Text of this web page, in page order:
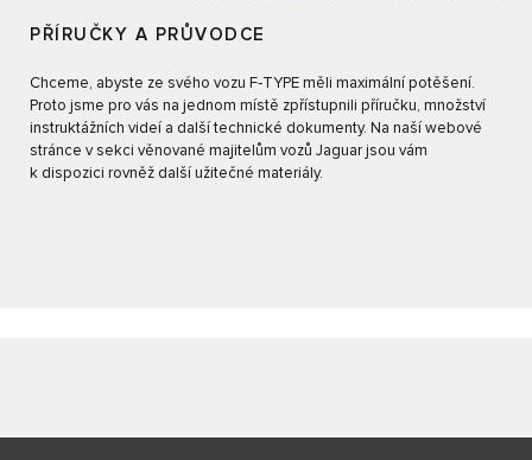
PŘÍRUČKY A PRŮVODCE
Chceme, abyste ze svého vozu F‑TYPE měli maximální potěšení.
Proto jsme pro vás na jednom místě zpřístupnili příručku, množství
instruktážních videí a další technické dokumenty. Na naší webové
stránce v sekci věnované majitelům vozů Jaguar jsou vám
k dispozici rovněž další užitečné materiály.